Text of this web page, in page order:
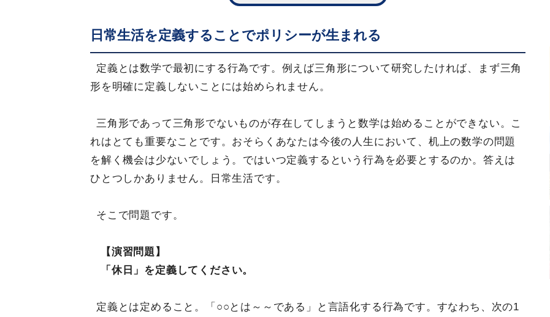
日常生活を定義することでポリシーが生まれる
定義とは数学で最初にする行為です。例えば三角形について研究したければ、まず三角
形を明確に定義しないことには始められません。
三角形であって三角形でないものが存在してしまうと数学は始めることができない。こ
れはとても重要なことです。おそらくあなたは今後の人生において、机上の数学の問題
を解く機会は少ないでしょう。ではいつ定義するという行為を必要とするのか。答えは
ひとつしかありません。日常生活です。
そこで問題です。
【演習問題】
「休日」を定義してください。
定義とは定めること。「○○とは～～である」と言語化する行為です。すなわち、次の1